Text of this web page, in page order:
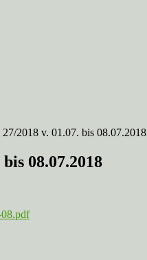
2018 v. 01.07. bis 08.07.2018
08.07.2018